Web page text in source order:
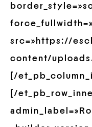
src=»https://
content/
[/
[/